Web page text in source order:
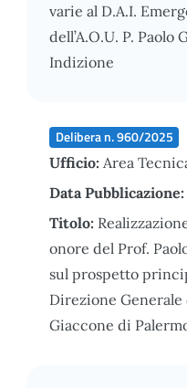
varie al D.A.I.
dell’A.O.U. P.
Indizione
Delibera n. 960/2025
Ufficio: Area
Data Pubblicazione:
Titolo:
onore del Prof.
sul prospetto
Direzione Generale
Giaccone di